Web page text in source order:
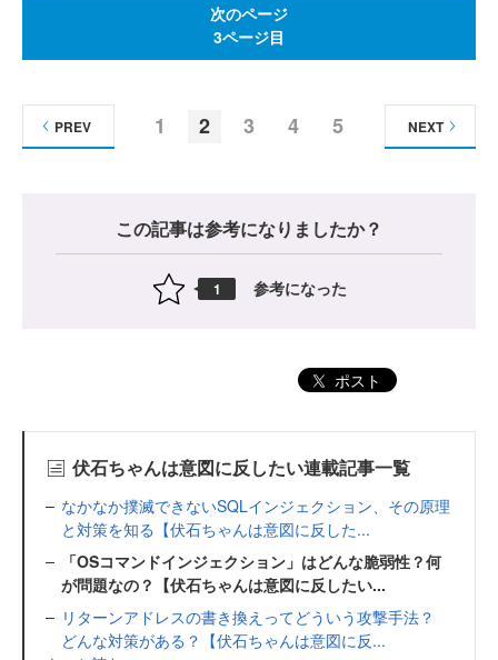
次のページ
3ページ目
1 2 3 4 5
PREV NEXT
この記事は参考になりましたか？
1 参考になった
ポスト
伏石ちゃんは意図に反したい連載記事一覧
なかなか撲滅できないSQLインジェクション、その原理
と対策を知る【伏石ちゃんは意図に反した...
「OSコマンドインジェクション」はどんな脆弱性？何
が問題なの？【伏石ちゃんは意図に反したい...
リターンアドレスの書き換えってどういう攻撃手法？
どんな対策がある？【伏石ちゃんは意図に反...